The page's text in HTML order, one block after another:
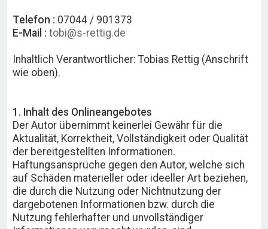
Telefon : 07044 / 901373
E-Mail : tobi@s-rettig.de
Inhaltlich Verantwortlicher: Tobias Rettig (Anschrift
wie oben).
1. Inhalt des Onlineangebotes
Der Autor übernimmt keinerlei Gewähr für die
Aktualität, Korrektheit, Vollständigkeit oder Qualität
der bereitgestellten Informationen.
Haftungsansprüche gegen den Autor, welche sich
auf Schäden materieller oder ideeller Art beziehen,
die durch die Nutzung oder Nichtnutzung der
dargebotenen Informationen bzw. durch die
Nutzung fehlerhafter und unvollständiger